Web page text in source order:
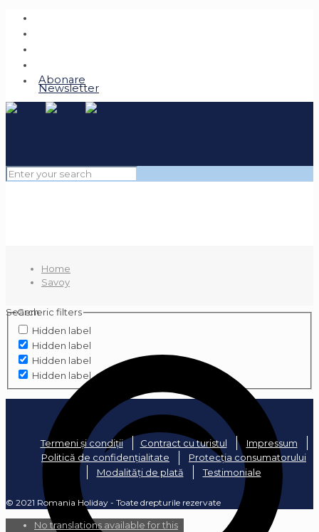
Abonare
Newsletter
Home
Savoy
Search
Generic filters
Hidden label
Hidden label
Hidden label
Hidden label
Termeni și condiții Contract cu turistul
Impressum
Politică de confidențialitate
Protecția consumatorului
Modalități de plată
Testimoniale
© 2021 Romania Holiday - Toate drepturile rezervate
No translations available for this